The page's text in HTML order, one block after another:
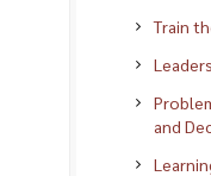
Train
and